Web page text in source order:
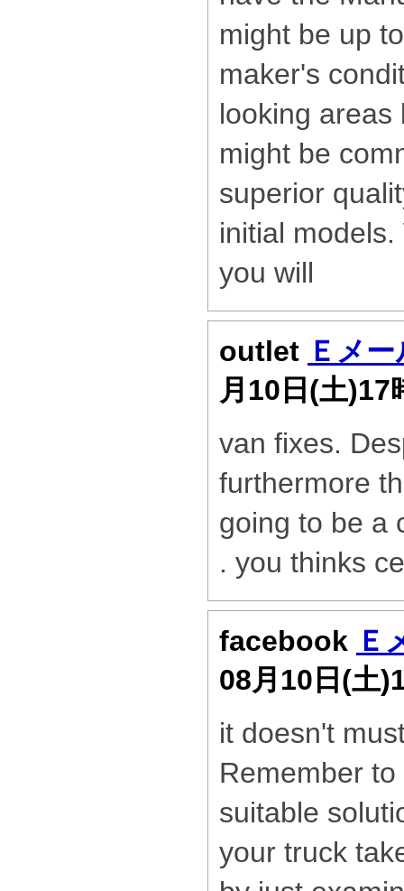
might be up
maker's
looking areas
might be
superior
initial
you will
outlet Ｅメー
月10日(土
van fixes.
furthermore
going to be a
. you thinks
facebook Ｅ
08月10日(土
it doesn't
Remember
suitable
your truck